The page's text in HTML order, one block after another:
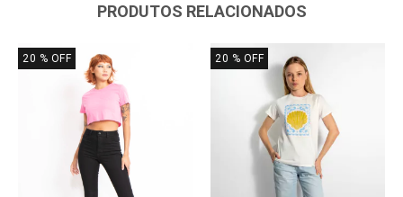
PRODUTOS RELACIONADOS
20 % OFF 20 % OFF